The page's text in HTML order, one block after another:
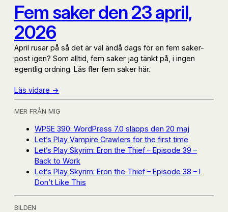
Fem saker den 23 april,
2026
April rusar på så det är väl ändå dags för en fem saker-
post igen? Som alltid, fem saker jag tänkt på, i ingen
egentlig ordning. Läs fler fem saker här.
Läs vidare ->
MER FRÅN MIG
WPSE 390: WordPress 7.0 släpps den 20 maj
Let’s Play Vampire Crawlers for the first time
Let’s Play Skyrim: Eron the Thief – Episode 39 –
Back to Work
Let’s Play Skyrim: Eron the Thief – Episode 38 – I
Don’t Like This
BILDEN